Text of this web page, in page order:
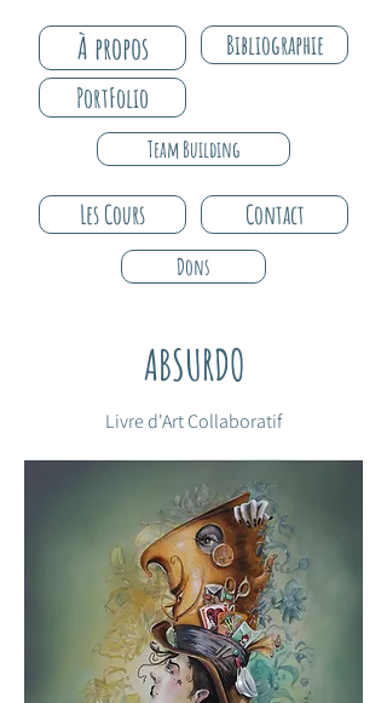
À propos Bibliographie
PortFolio
Team Building
Les Cours Contact
Dons
ABSURDO
Livre d'Art Collaboratif